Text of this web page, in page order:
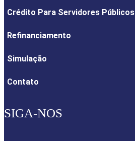
Crédito Para Servidores Públicos
Refinanciamento
Simulação
Contato
SIGA-NOS